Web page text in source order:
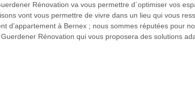
Rénovation va vous permettre d´optimiser vos
vont vous permettre de vivre dans un lieu qui vous
d’appartement à Bernex ; nous sommes réputées pour
Rénovation qui vous proposera des solutions